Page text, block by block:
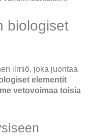
biologiset
ilmiö, joka juontaa
elementit
vetovoimaa toisia